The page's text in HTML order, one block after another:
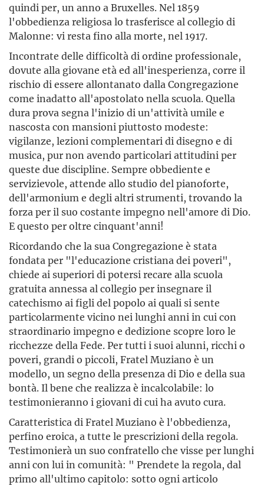
quindi per, un anno a Bruxelles. Nel 1859
l'obbedienza religiosa lo trasferisce al collegio di
Malonne: vi resta fino alla morte, nel 1917.
Incontrate delle difficoltà di ordine professionale,
dovute alla giovane età ed all'inesperienza, corre il
rischio di essere allontanato dalla Congregazione
come inadatto all'apostolato nella scuola. Quella
dura prova segna l'inizio di un'attività umile e
nascosta con mansioni piuttosto modeste:
vigilanze, lezioni complementari di disegno e di
musica, pur non avendo particolari attitudini per
queste due discipline. Sempre obbediente e
servizievole, attende allo studio del pianoforte,
dell'armonium e degli altri strumenti, trovando la
forza per il suo costante impegno nell'amore di Dio.
E questo per oltre cinquant'anni!
Ricordando che la sua Congregazione è stata
fondata per "l'educazione cristiana dei poveri",
chiede ai superiori di potersi recare alla scuola
gratuita annessa al collegio per insegnare il
catechismo ai figli del popolo ai quali si sente
particolarmente vicino nei lunghi anni in cui con
straordinario impegno e dedizione scopre loro le
ricchezze della Fede. Per tutti i suoi alunni, ricchi o
poveri, grandi o piccoli, Fratel Muziano è un
modello, un segno della presenza di Dio e della sua
bontà. Il bene che realizza è incalcolabile: lo
testimonieranno i giovani di cui ha avuto cura.
Caratteristica di Fratel Muziano è l'obbedienza,
perfino eroica, a tutte le prescrizioni della regola.
Testimonierà un suo confratello che visse per lunghi
anni con lui in comunità: " Prendete la regola, dal
primo all'ultimo capitolo: sotto ogni articolo